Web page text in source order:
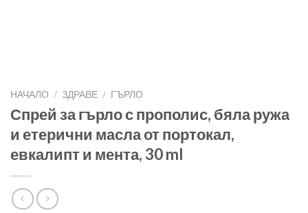
НАЧАЛО / ЗДРАВЕ / ГЪРЛО
Спрей за гърло с прополис, бяла ружа
и етерични масла от портокал,
евкалипт и мента, 30 ml